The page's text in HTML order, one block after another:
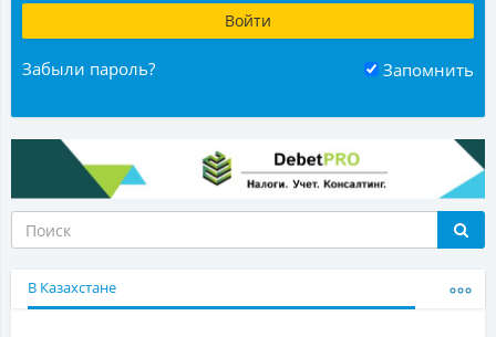
Забыли пароль? Запомнить
В Казахстане